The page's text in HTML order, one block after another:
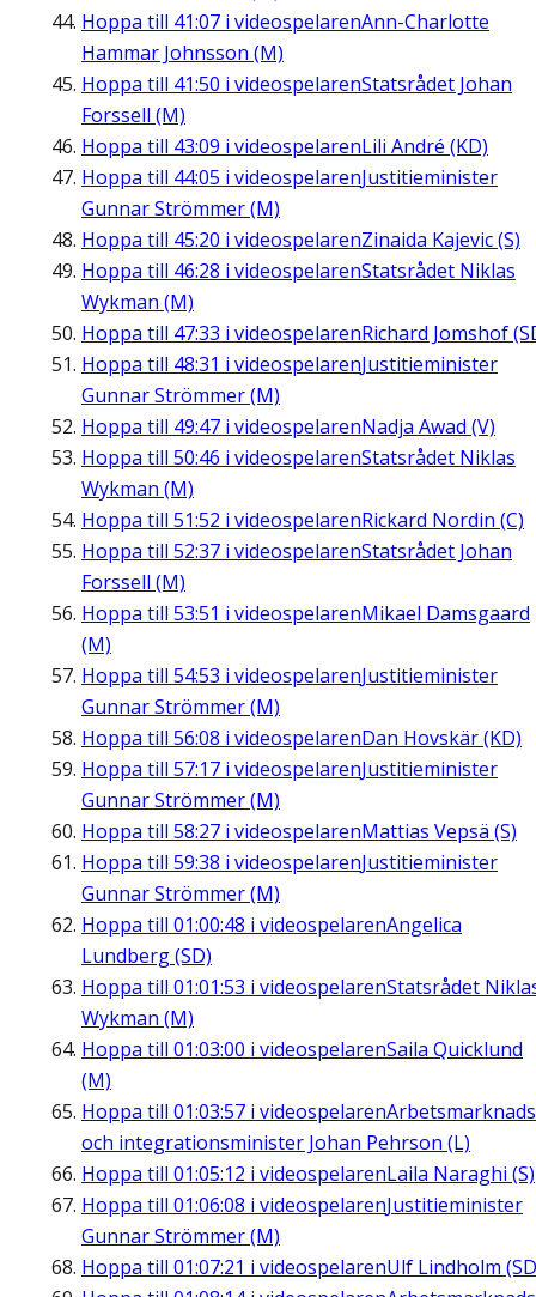
Hoppa till 41:07 i videospelarenAnn-Charlotte
Hammar Johnsson (M)
Hoppa till 41:50 i videospelarenStatsrådet Johan
Forssell (M)
Hoppa till 43:09 i videospelarenLili André (KD)
Hoppa till 44:05 i videospelarenJustitieminister
Gunnar Strömmer (M)
Hoppa till 45:20 i videospelarenZinaida Kajevic (S)
Hoppa till 46:28 i videospelarenStatsrådet Niklas
Wykman (M)
Hoppa till 47:33 i videospelarenRichard Jomshof
Hoppa till 48:31 i videospelarenJustitieminister
Gunnar Strömmer (M)
Hoppa till 49:47 i videospelarenNadja Awad (V)
Hoppa till 50:46 i videospelarenStatsrådet Niklas
Wykman (M)
Hoppa till 51:52 i videospelarenRickard Nordin (C)
Hoppa till 52:37 i videospelarenStatsrådet Johan
Forssell (M)
Hoppa till 53:51 i videospelarenMikael Damsgaard
(M)
Hoppa till 54:53 i videospelarenJustitieminister
Gunnar Strömmer (M)
Hoppa till 56:08 i videospelarenDan Hovskär (KD)
Hoppa till 57:17 i videospelarenJustitieminister
Gunnar Strömmer (M)
Hoppa till 58:27 i videospelarenMattias Vepsä (S)
Hoppa till 59:38 i videospelarenJustitieminister
Gunnar Strömmer (M)
Hoppa till 01:00:48 i videospelarenAngelica
Lundberg (SD)
Hoppa till 01:01:53 i videospelarenStatsrådet
Wykman (M)
Hoppa till 01:03:00 i videospelarenSaila Quicklund
(M)
Hoppa till 01:03:57 i videospelaren
och integrationsminister Johan Pehrson (L)
Hoppa till 01:05:12 i videospelarenLaila Naraghi (S)
Hoppa till 01:06:08 i videospelarenJustitieminister
Gunnar Strömmer (M)
Hoppa till 01:07:21 i videospelarenUlf Lindholm